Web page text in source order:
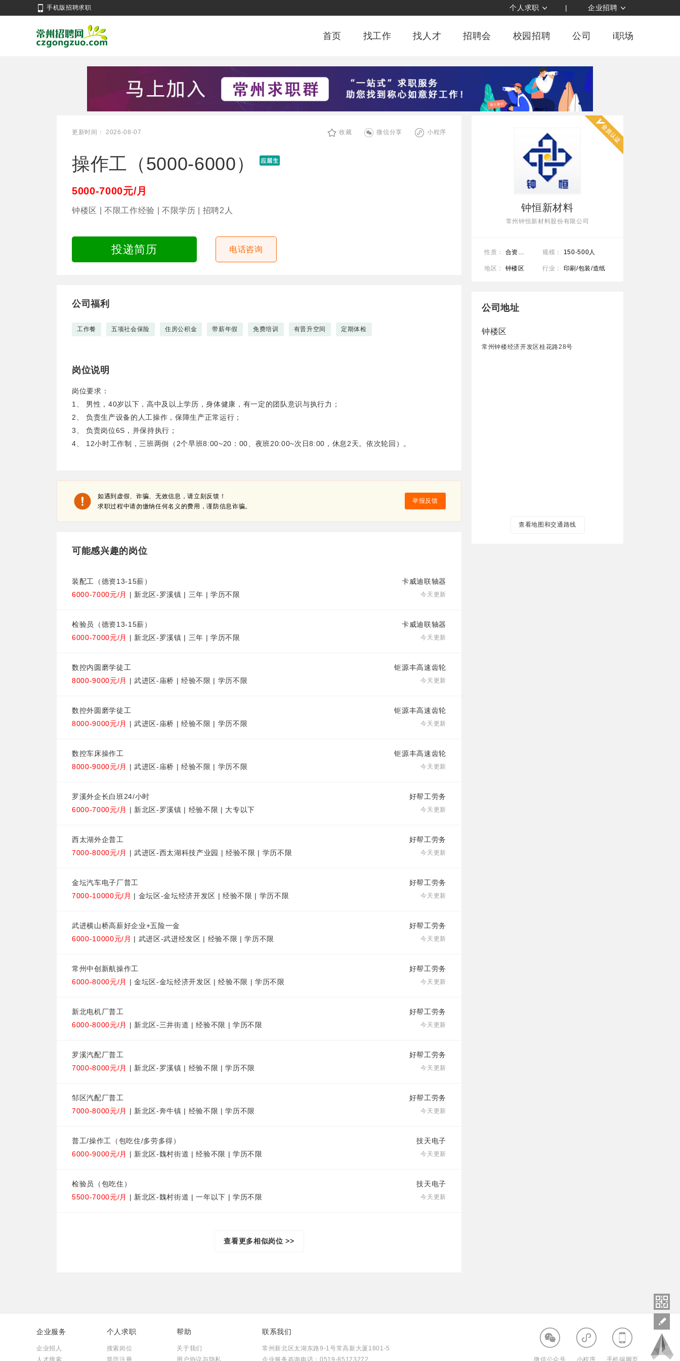
手机版招聘求职 个人求职 | 企业招聘
首页 找工作 找人才 招聘会 校园招聘 公司 i职场
更新时间： 2026-08-07 收藏 微信分享 小程序
操作工（5000-6000）
5000-7000元/月
钟楼区 | 不限工作经验 | 不限学历 | 招聘2人
投递简历 电话咨询
公司福利
工作餐 五项社会保险 住房公积金 带薪年假 免费培训 有晋升空间 定期体检
岗位说明
岗位要求：
1、 男性，40岁以下，高中及以上学历，身体健康，有一定的团队意识与执行力；
2、 负责生产设备的人工操作，保障生产正常运行；
3、 负责岗位6S，并保持执行；
4、 12小时工作制，三班两倒（2个早班8:00~20：00、夜班20:00~次日8:00，休息2天。依次轮回）。
举报反馈
如遇到虚假、诈骗、无效信息，请立刻反馈！
求职过程中请勿缴纳任何名义的费用，谨防信息诈骗。
可能感兴趣的岗位
卡威迪联轴器
装配工（德资13-15薪）
今天更新
6000-7000元/月 | 新北区-罗溪镇 | 三年 | 学历不限
卡威迪联轴器
检验员（德资13-15薪）
今天更新
6000-7000元/月 | 新北区-罗溪镇 | 三年 | 学历不限
钜源丰高速齿轮
数控内圆磨学徒工
今天更新
8000-9000元/月 | 武进区-庙桥 | 经验不限 | 学历不限
钜源丰高速齿轮
数控外圆磨学徒工
今天更新
8000-9000元/月 | 武进区-庙桥 | 经验不限 | 学历不限
钜源丰高速齿轮
数控车床操作工
今天更新
8000-9000元/月 | 武进区-庙桥 | 经验不限 | 学历不限
好帮工劳务
罗溪外企长白班24/小时
今天更新
6000-7000元/月 | 新北区-罗溪镇 | 经验不限 | 大专以下
好帮工劳务
西太湖外企普工
今天更新
7000-8000元/月 | 武进区-西太湖科技产业园 | 经验不限 | 学历不限
好帮工劳务
金坛汽车电子厂普工
今天更新
7000-10000元/月 | 金坛区-金坛经济开发区 | 经验不限 | 学历不限
好帮工劳务
武进横山桥高薪好企业+五险一金
今天更新
6000-10000元/月 | 武进区-武进经发区 | 经验不限 | 学历不限
好帮工劳务
常州中创新航操作工
今天更新
6000-8000元/月 | 金坛区-金坛经济开发区 | 经验不限 | 学历不限
好帮工劳务
新北电机厂普工
今天更新
6000-8000元/月 | 新北区-三井街道 | 经验不限 | 学历不限
好帮工劳务
罗溪汽配厂普工
今天更新
7000-8000元/月 | 新北区-罗溪镇 | 经验不限 | 学历不限
好帮工劳务
邹区汽配厂普工
今天更新
7000-8000元/月 | 新北区-奔牛镇 | 经验不限 | 学历不限
技天电子
普工/操作工（包吃住/多劳多得）
今天更新
6000-9000元/月 | 新北区-魏村街道 | 经验不限 | 学历不限
技天电子
检验员（包吃住）
今天更新
5500-7000元/月 | 新北区-魏村街道 | 一年以下 | 学历不限
查看更多相似岗位 >>
钟恒新材料
常州钟恒新材料股份有限公司
性质： 合资企业 规模： 150-500人
地区： 钟楼区 行业： 印刷/包装/造纸
公司地址
钟楼区
常州钟楼经济开发区桂花路28号
查看地图和交通路线
企业服务
企业招人
个人求职
搜索岗位
帮助
关于我们
联系我们
常州新北区太湖东路9-1号常高新大厦1801-5